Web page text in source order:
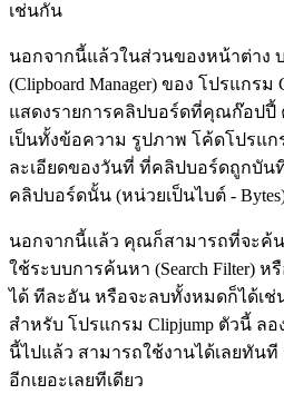
เช่นกัน
นอกจากนี้แล้วในส่วนของหน้าต่าง
(Clipboard Manager) ของ โปรแกร
แสดงรายการคลิปบอร์ดที่คุณก๊อปปี้
เป็นทั้งข้อความ รูปภาพ โค้ดโปรแก
ละเอียดของวันที่ ที่คลิปบอร์ดถูกบัน
คลิปบอร์ดนั้น (หน่วยเป็นไบต์ -
นอกจากนี้แล้ว คุณก็สามารถที่จะค้
ใช้ระบบการค้นหา (Search Filter) หรื
ได้ ทีละอัน หรือจะลบทั้งหมดก็ได้เ
สำหรับ โปรแกรม Clipjump ตัวนี้ ลอ
นี้ไปแล้ว สามารถใช้งานได้เลยทัน
อีกเยอะเลยทีเดียว